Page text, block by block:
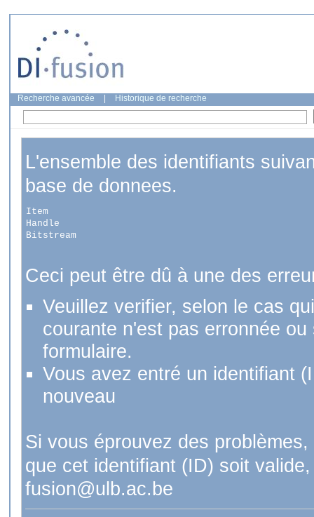
Recherche avancée Historique de recherche
L'ensemble des identifiants
base de donnees.
Item
Handle
Bitstream
Ceci peut être dû à une des
Veuillez verifier, selon le cas
courante n'est pas erronnée
formulaire.
Vous avez entré un identifiant
nouveau
Si vous éprouvez des
que cet identifiant (ID) soit
fusion@ulb.ac.be